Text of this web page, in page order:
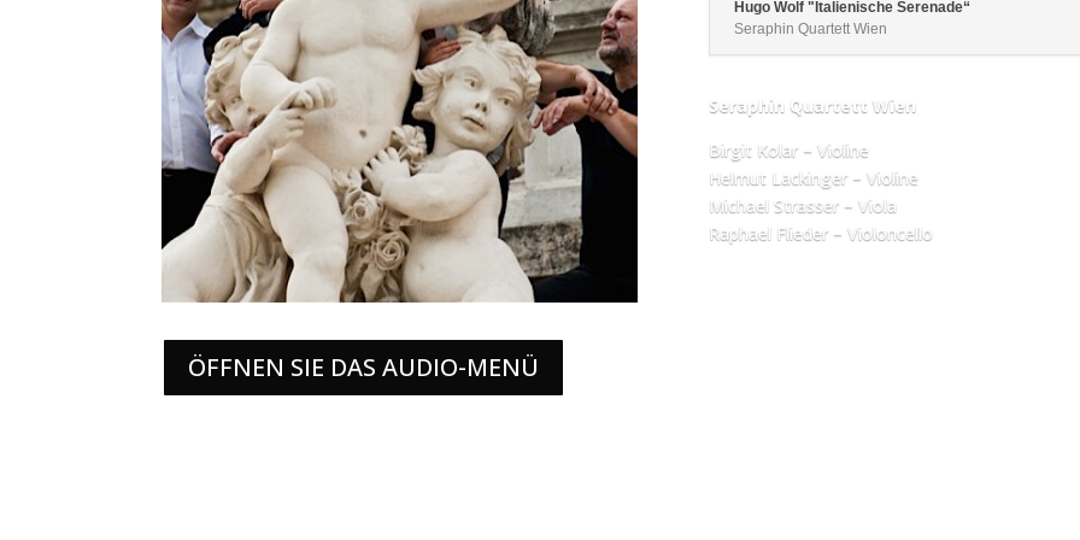
ÖFFNEN SIE DAS AUDIO-MENÜ
regeln.
Hugo Wolf "Italienische Serenade“
Seraphin Quartett Wien
Seraphin Quartett Wien
Birgit Kolar – Violine
Helmut Lackinger – Violine
Michael Strasser – Viola
Raphael Flieder – Violoncello